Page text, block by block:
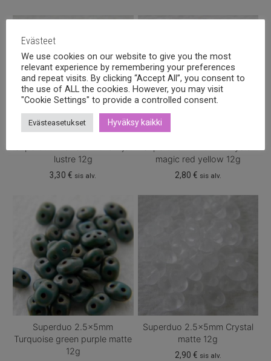
lustre 12g
3,30€ sis alv.
magic red yellow 12g
2,80 € sis alv.
Superduo 2.5x5mm
Turquoise green purple matte
12g
Superduo 2.5x5mm Crystal
matte 12g
2,90 € sis alv.
Evästeet
We use cookies on our website to give you the most
relevant experience by remembering your preferences
and repeat visits. By clicking “Accept All”, you consent to
the use of ALL the cookies. However, you may visit
"Cookie Settings" to provide a controlled consent.
Evästeasetukset Hyväksy kaikki